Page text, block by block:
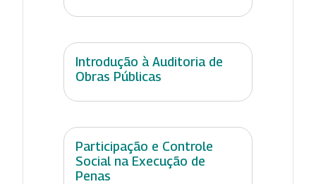
Introdução à Auditoria de
Obras Públicas
Participação e Controle
Social na Execução de
Penas